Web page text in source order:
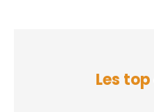
Les top